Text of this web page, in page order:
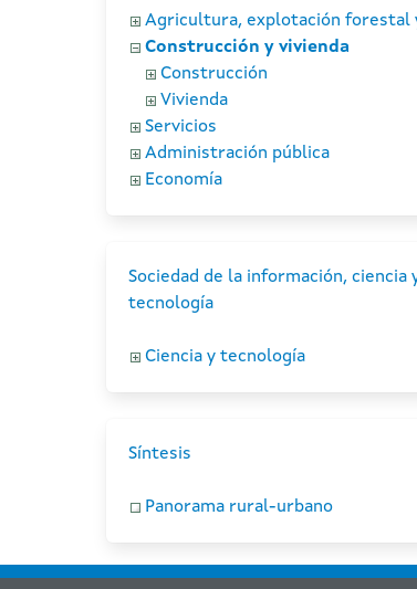
Agricultura, explotación forestal
Construcción y vivienda
Construcción
Vivienda
Servicios
Administración pública
Economía
Sociedad de la información, ciencia
tecnología
Ciencia y tecnología
Síntesis
Panorama rural-urbano